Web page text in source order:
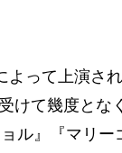
って上演さ
けて幾度と
ル』『マリ